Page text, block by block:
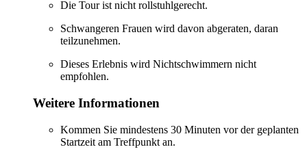
Die Tour ist nicht rollstuhlgerecht.
Schwangeren Frauen wird davon abgeraten, daran
teilzunehmen.
Dieses Erlebnis wird Nichtschwimmern nicht
empfohlen.
Weitere Informationen
Kommen Sie mindestens 30 Minuten vor der geplanten
Startzeit am Treffpunkt an.